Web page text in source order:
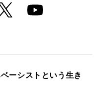
Youtube
ーシストという生き